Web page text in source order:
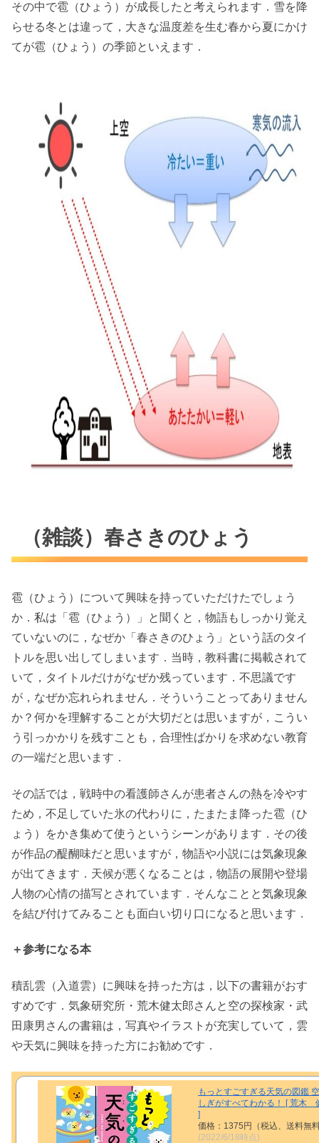
その中で雹（ひょう）が成長したと考えられます．雪を降
らせる冬とは違って，大きな温度差を生む春から夏にかけ
てが雹（ひょう）の季節といえます．
（雑談）春さきのひょう
雹（ひょう）について興味を持っていただけたでしょう
か．私は「雹（ひょう）」と聞くと，物語もしっかり覚え
ていないのに，なぜか「春さきのひょう」という話のタイ
トルを思い出してしまいます．当時，教科書に掲載されて
いて，タイトルだけがなぜか残っています．不思議です
が，なぜか忘れられません．そういうことってありません
か？何かを理解することが大切だとは思いますが，こうい
う引っかかりを残すことも，合理性ばかりを求めない教育
の一端だと思います．
その話では，戦時中の看護師さんが患者さんの熱を冷やす
ため，不足していた氷の代わりに，たまたま降った雹（ひ
ょう）をかき集めて使うというシーンがあります．その後
が作品の醍醐味だと思いますが，物語や小説には気象現象
が出てきます．天候が悪くなることは，物語の展開や登場
人物の心情の描写とされています．そんなことと気象現象
を結び付けてみることも面白い切り口になると思います．
＋参考になる本
積乱雲（入道雲）に興味を持った方は，以下の書籍がおす
すめです．気象研究所・荒木健太郎さんと空の探検家・武
田康男さんの書籍は，写真やイラストが充実していて，雲
や天気に興味を持った方にお勧めです．
もっとすごすぎる天気の図鑑
しぎがすべてわかる！ [ 荒木
]
価格：1375円（税込、送料無
(2022/6/18時点)